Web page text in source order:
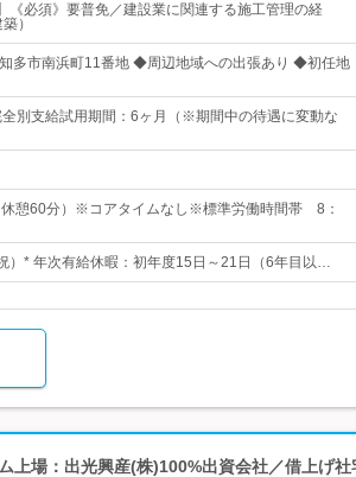
《必須》要普免／建設業に関連する施工管理の経
）
多市南浜町11番地 ◆周辺地域への出張あり ◆初任地
別支給試用期間：6ヶ月（※期間中の待遇に変動な
休憩60分）※コアタイムなし※標準労働時間帯 8：
）* 年次有給休暇：初年度15日～21日（6年目以…
上場：出光興産(株)100%出資会社／借上げ社